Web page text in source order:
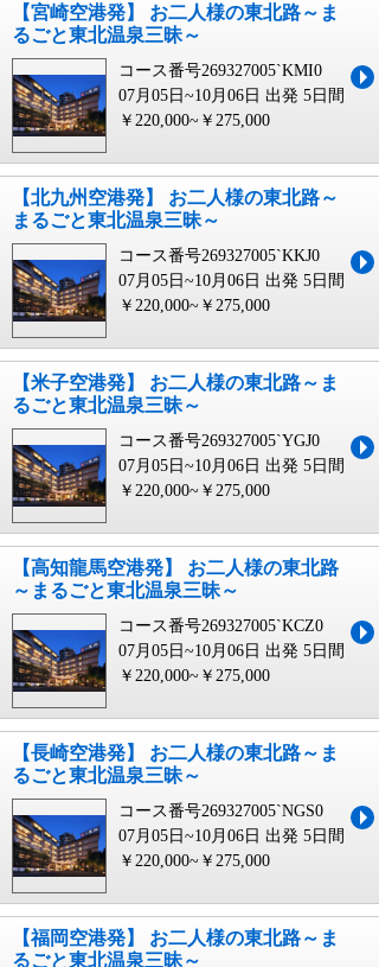
【宮崎空港発】 お二人様の東北路～ま
るごと東北温泉三昧～
コース番号269327005`KMI0
07月05日~10月06日 出発 5日間
￥220,000~￥275,000
【北九州空港発】 お二人様の東北路～
まるごと東北温泉三昧～
コース番号269327005`KKJ0
07月05日~10月06日 出発 5日間
￥220,000~￥275,000
【米子空港発】 お二人様の東北路～ま
るごと東北温泉三昧～
コース番号269327005`YGJ0
07月05日~10月06日 出発 5日間
￥220,000~￥275,000
【高知龍馬空港発】 お二人様の東北路
～まるごと東北温泉三昧～
コース番号269327005`KCZ0
07月05日~10月06日 出発 5日間
￥220,000~￥275,000
【長崎空港発】 お二人様の東北路～ま
るごと東北温泉三昧～
コース番号269327005`NGS0
07月05日~10月06日 出発 5日間
￥220,000~￥275,000
【福岡空港発】 お二人様の東北路～ま
るごと東北温泉三昧～